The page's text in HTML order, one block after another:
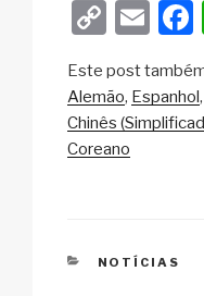
C
p
y
Li
E
ail
Este post
Alemão Espanhol
Chinês
Coreano
CATEGORIAS
NOTÍCIAS